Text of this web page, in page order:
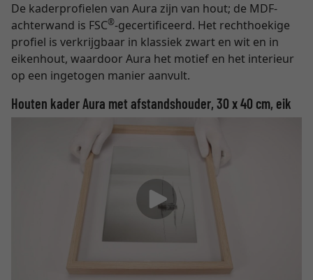
De kaderprofielen van Aura zijn van hout; de MDF-
achterwand is FSC®-gecertificeerd. Het rechthoekige
profiel is verkrijgbaar in klassiek zwart en wit en in
eikenhout, waardoor Aura het motief en het interieur
op een ingetogen manier aanvult.
Houten kader Aura met afstandshouder, 30 x 40 cm, eik